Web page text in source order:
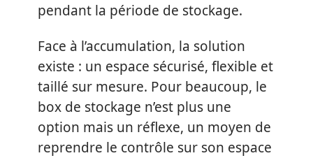
pendant la période de stockage.
Face à l’accumulation, la solution
existe : un espace sécurisé, flexible et
taillé sur mesure. Pour beaucoup, le
box de stockage n’est plus une
option mais un réflexe, un moyen de
reprendre le contrôle sur son espace